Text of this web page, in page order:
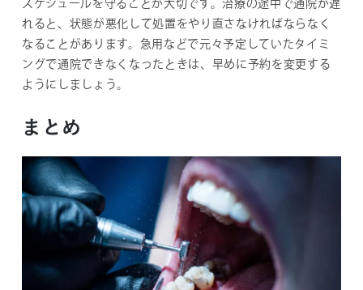
スケジュールを守ることが大切です。治療の途中で通院が遅
れると、状態が悪化して処置をやり直さなければならなく
なることがあります。急用などで元々予定していたタイミ
ングで通院できなくなったときは、早めに予約を変更する
ようにしましょう。
まとめ